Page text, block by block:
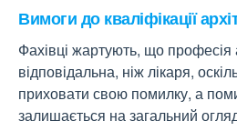
Вимоги до кваліфікації
Фахівці жартують, що професія
відповідальна, ніж лікаря,
приховати свою помилку, а
залишається на загальний